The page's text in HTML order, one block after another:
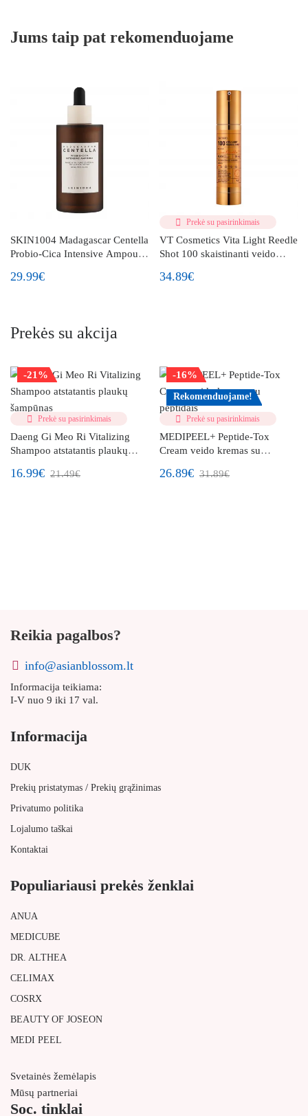
Jums taip pat rekomenduojame
SKIN1004 Madagascar Centella
Probio-Cica Intensive Ampoule
probiotikais 95ml
29.99€
Prekė su pasirinkimais
VT Cosmetics Vita Light Reedle
Shot 100 skaistinanti veido
34.89€
Prekės su akcija
-21%
Prekė su pasirinkimais
Daeng Gi Meo Ri Vitalizing
Shampoo atstatantis plaukų
16.99€ 21.49€
-16%
Rekomenduojame!
Prekė su pasirinkimais
MEDIPEEL+ Peptide-Tox
Cream veido kremas su
26.89€ 31.89€
Reikia pagalbos?
info@asianblossom.lt
Informacija teikiama:
I-V nuo 9 iki 17 val.
Informacija
DUK
Prekių pristatymas / Prekių grąžinimas
Privatumo politika
Lojalumo taškai
Kontaktai
Populiariausi prekės ženklai
ANUA
MEDICUBE
DR. ALTHEA
CELIMAX
COSRX
BEAUTY OF JOSEON
MEDI PEEL
Svetainės žemėlapis
Mūsų partneriai
Soc. tinklai